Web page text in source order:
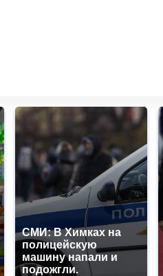
СМИ: В Химках на
полицейскую
машину напали и
подожгли.